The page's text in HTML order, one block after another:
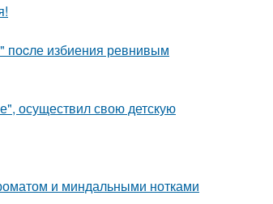
поcле избиения ревнивым
осуществил свою детскую
и миндальными нотками